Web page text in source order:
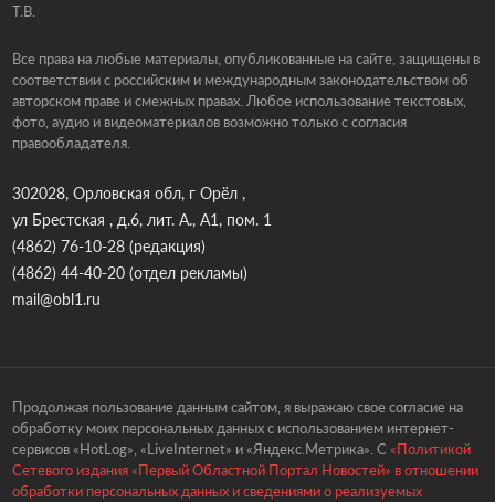
Т.В.
Все права на любые материалы, опубликованные на сайте, защищены в
соответствии с российским и международным законодательством об
авторском праве и смежных правах. Любое использование текстовых,
фото, аудио и видеоматериалов возможно только с согласия
правообладателя.
302028, Орловская обл, г Орёл ,
ул Брестская , д.6, лит. А., А1, пом. 1
(4862) 76-10-28(редакция)
(4862) 44-40-20(отдел рекламы)
mail@obl1.ru
Продолжая пользование данным сайтом, я выражаю свое согласие на
обработку моих персональных данных с использованием интернет-
сервисов «HotLog», «LiveInternet» и «Яндекс.Метрика». С «Политикой
Сетевого издания «Первый Областной Портал Новостей» в отношении
обработки персональных данных и сведениями о реализуемых